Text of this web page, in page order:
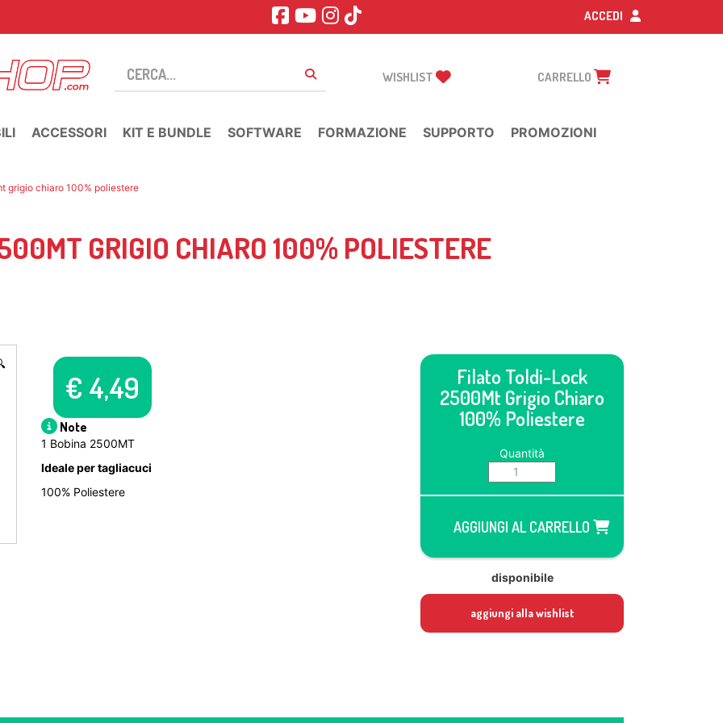
ACCEDI
WISHLIST CARRELLO
ACCESSORI KIT E BUNDLE SOFTWARE FORMAZIONE SUPPORTO PROMOZIONI
grigio chiaro 100% poliestere
GRIGIO CHIARO 100% POLIESTERE
€ 4,49
Note
1 Bobina 2500MT
Ideale per tagliacuci
100% Poliestere
Filato Toldi-Lock
2500Mt Grigio Chiaro
100% Poliestere
Quantità
AGGIUNGI AL CARRELLO
disponibile
aggiungi alla wishlist